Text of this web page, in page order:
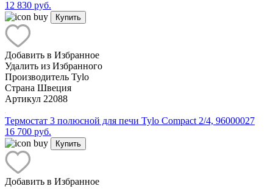
12 830 руб.
Купить
Добавить в Избранное
Удалить из Избранного
Производитель Tylo
Страна Швеция
Артикул 22088
Термостат 3 полюсной для печи Tylo Compact 2/4, 96000027
16 700 руб.
Купить
Добавить в Избранное